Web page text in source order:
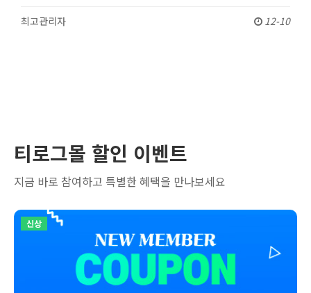
최고관리자 12-10
티로그몰 할인 이벤트
지금 바로 참여하고 특별한 혜택을 만나보세요
신상